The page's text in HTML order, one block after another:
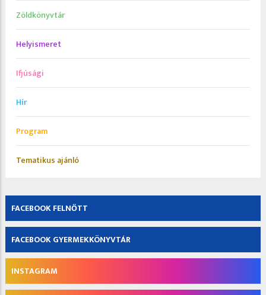
Zöldkönyvtár
Helyismeret
Ifjúsági
Hír
Program
Tematikus ajánló
FACEBOOK FELNŐTT
FACEBOOK GYERMEKKÖNYVTÁR
INSTAGRAM